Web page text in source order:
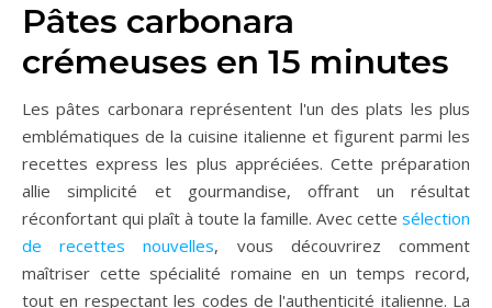
Pâtes carbonara
crémeuses en 15 minutes
Les pâtes carbonara représentent l'un des plats les plus
emblématiques de la cuisine italienne et figurent parmi les
recettes express les plus appréciées. Cette préparation
allie simplicité et gourmandise, offrant un résultat
réconfortant qui plaît à toute la famille. Avec cette sélection
de recettes nouvelles, vous découvrirez comment
maîtriser cette spécialité romaine en un temps record,
tout en respectant les codes de l'authenticité italienne. La